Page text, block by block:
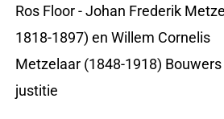
Ros Floor - Johan Frederik
1818-1897) en Willem Cornelis
Metzelaar (1848-1918)
justitie